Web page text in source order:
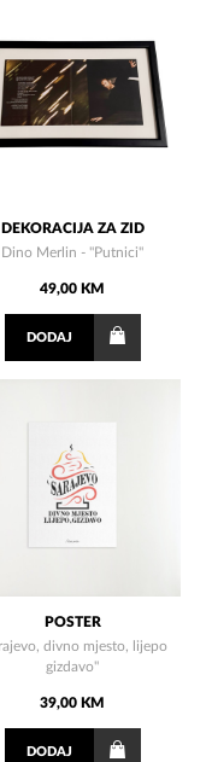
DEKORACIJA ZA ZID
Dino Merlin - "Putnici"
49,00 KM
DODAJ
POSTER
divno mjesto, lijepo
gizdavo"
39,00 KM
DODAJ